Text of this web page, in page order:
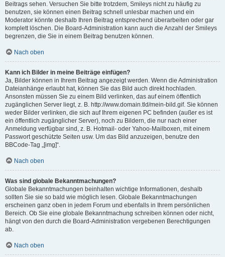
Beitrags sehen. Versuchen Sie bitte trotzdem, Smileys nicht zu häufig zu
benutzen, sie können einen Beitrag schnell unlesbar machen und ein
Moderator könnte deshalb Ihren Beitrag entsprechend überarbeiten oder gar
komplett löschen. Die Board-Administration kann auch die Anzahl der Smileys
begrenzen, die Sie in einem Beitrag benutzen können.
Nach oben
Kann ich Bilder in meine Beiträge einfügen?
Ja, Bilder können in Ihrem Beitrag angezeigt werden. Wenn die Administration
Dateianhänge erlaubt hat, können Sie das Bild auch direkt hochladen.
Ansonsten müssen Sie zu einem Bild verlinken, das auf einem öffentlich
zugänglichen Server liegt, z. B. http://www.domain.tld/mein-bild.gif. Sie können
weder Bilder verlinken, die sich auf Ihrem eigenen PC befinden (außer es ist
ein öffentlich zugänglicher Server), noch zu Bildern, die nur nach einer
Anmeldung verfügbar sind, z. B. Hotmail- oder Yahoo-Mailboxen, mit einem
Passwort geschützte Seiten usw. Um das Bild anzuzeigen, benutze den
BBCode-Tag „[img]“.
Nach oben
Was sind globale Bekanntmachungen?
Globale Bekanntmachungen beinhalten wichtige Informationen, deshalb
sollten Sie sie so bald wie möglich lesen. Globale Bekanntmachungen
erscheinen ganz oben in jedem Forum und ebenfalls in Ihrem persönlichen
Bereich. Ob Sie eine globale Bekanntmachung schreiben können oder nicht,
hängt von den durch die Board-Administration vergebenen Berechtigungen
ab.
Nach oben